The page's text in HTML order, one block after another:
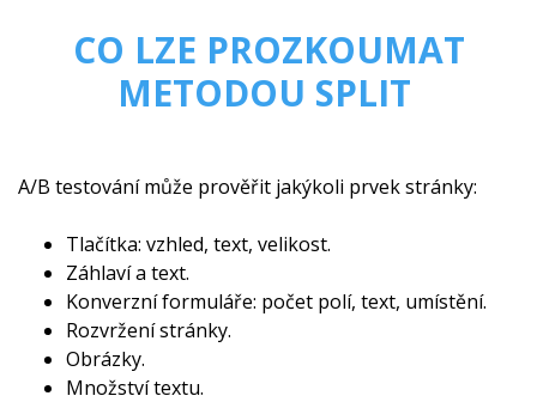
CO LZE PROZKOUMAT
METODOU SPLIT
A/B testování může prověřit jakýkoli prvek stránky:
Tlačítka: vzhled, text, velikost.
Záhlaví a text.
Konverzní formuláře: počet polí, text, umístění.
Rozvržení stránky.
Obrázky.
Množství textu.